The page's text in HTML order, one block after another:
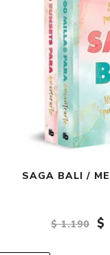
SAGA BALI /
$ 1.190 $